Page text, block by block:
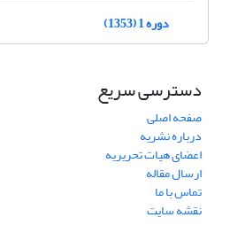
دوره 1 (1353)
دسترسی سریع
صفحه اصلی
درباره نشریه
اعضای هیات تحریریه
ارسال مقاله
تماس با ما
نقشه سایت